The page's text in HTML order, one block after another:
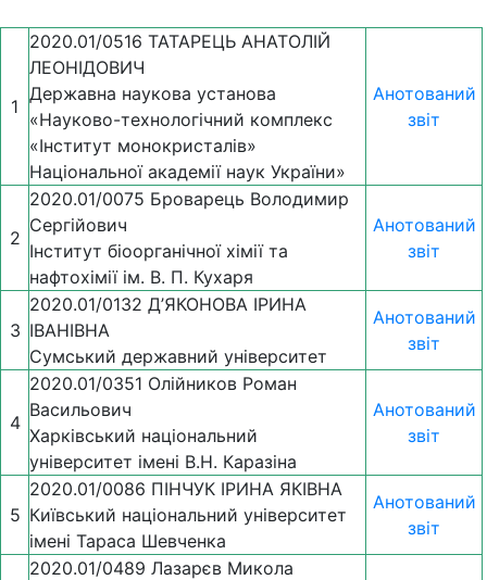
1
2020.01/0516 ТАТАРЕЦЬ АНАТОЛІЙ
ЛЕОНІДОВИЧ
Державна наукова установа
«Науково-технологічний комплекс
«Інститут монокристалів»
Національної академії наук України»
Анотований
звіт
2
2020.01/0075 Броварець Володимир
Сергійович
Інститут біоорганічної хімії та
нафтохімії ім. В. П. Кухаря
Анотований
звіт
3
2020.01/0132 Д’ЯКОНОВА ІРИНА
ІВАНІВНА
Сумський державний університет
Анотований
звіт
4
2020.01/0351 Олійников Роман
Васильович
Харківський національний
університет імені В.Н. Каразіна
Анотований
звіт
5
2020.01/0086 ПІНЧУК ІРИНА ЯКІВНА
Київський національний університет
імені Тараса Шевченка
Анотований
звіт
2020.01/0489 Лазарєв Микола